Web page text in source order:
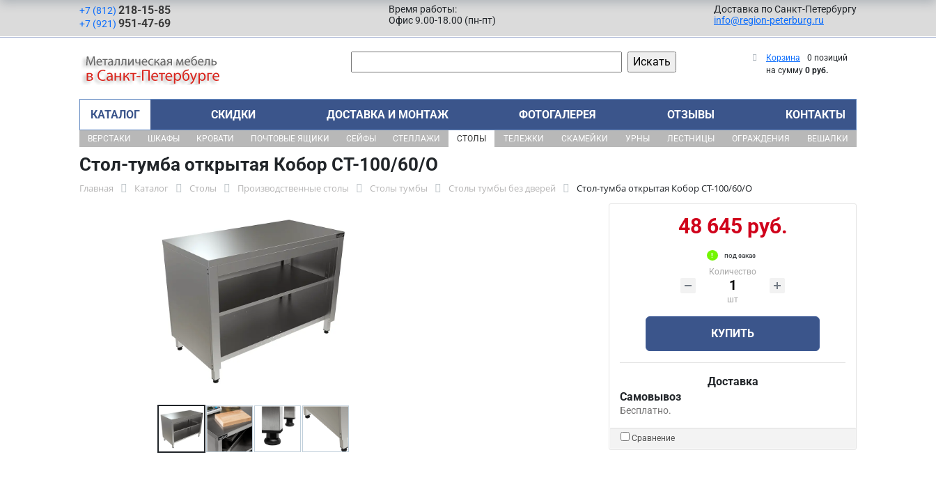
+7 (812) 218-15-85
+7 (921) 951-47-69
Время работы:
Офис 9.00-18.00 (пн-пт)
Доставка по Санкт-Петербургу
info@region-peterburg.ru
Корзина
0 позиций
на сумму 0 руб.
КАТАЛОГ СКИДКИ ДОСТАВКА И МОНТАЖ ФОТОГАЛЕРЕЯ ОТЗЫВЫ КОНТАКТЫ
ВЕРСТАКИ ШКАФЫ КРОВАТИ ПОЧТОВЫЕ ЯЩИКИ СЕЙФЫ СТЕЛЛАЖИ СТОЛЫ ТЕЛЕЖКИ СКАМЕЙКИ УРНЫ ЛЕСТНИЦЫ ОГРАЖДЕНИЯ ВЕШАЛКИ
Стол-тумба открытая Кобор СТ-100/60/О
Главная Каталог Столы Производственные столы Столы тумбы Столы тумбы без дверей Стол-тумба открытая Кобор СТ-100/60/О
48 645 руб.
под заказ
Количество
шт
КУПИТЬ
Доставка
Самовывоз
Бесплатно.
Сравнение